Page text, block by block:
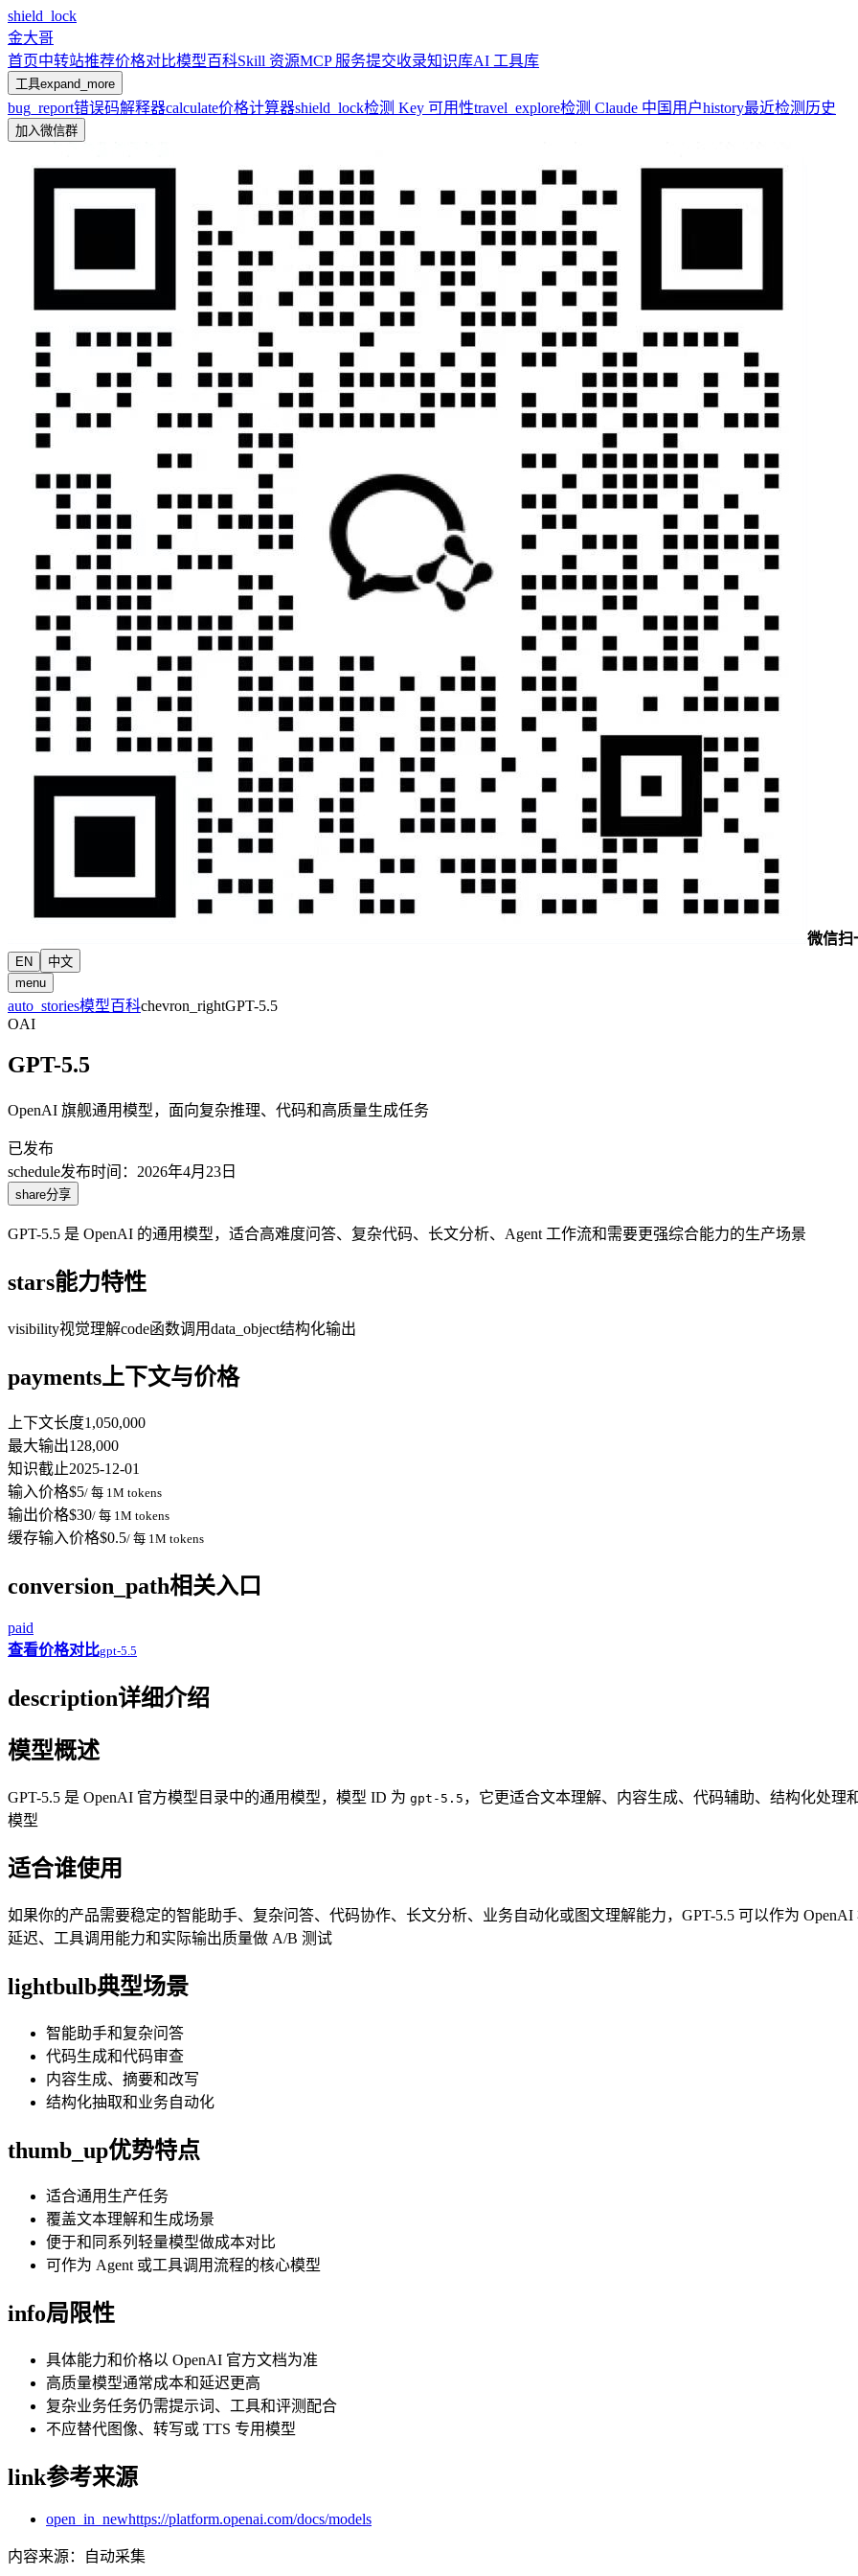
shield_lock
金大哥
首页中转站推荐价格对比模型百科Skill 资源MCP 服务提交收录知识库AI 工具库
工具expand_more
bug_report错误码解释器calculate价格计算器shield_lock检测 Key 可用性travel_explore检测 Claude 中国用户history最近检测历史
加入微信群
微信扫
EN
中文
menu
auto_stories模型百科chevron_rightGPT-5.5
OAI
GPT-5.5
OpenAI 旗舰通用模型，面向复杂推理、代码和高质量生成任务
已发布
schedule发布时间 ： 2026年4月23日
share分享
GPT-5.5 是 OpenAI 的通用模型，适合高难度问答、复杂代码、长文分析、Agent 工作流和需要更强综合能力的生产场景
stars能力特性
visibility视觉理解code函数调用data_object结构化输出
payments上下文与价格
上下文长度1,050,000
最大输出128,000
知识截止2025-12-01
输入价格$5/ 每 1M tokens
输出价格$30/ 每 1M tokens
缓存输入价格$0.5/ 每 1M tokens
conversion_path相关入口
paid
查看价格对比gpt-5.5
description详细介绍
模型概述
GPT-5.5 是 OpenAI 官方模型目录中的通用模型，模型 ID 为 gpt-5.5 ，它更适合文本理解、内容生成、代码辅助、结构化处
模型
适合谁使用
如果你的产品需要稳定的智能助手、复杂问答、代码协作、长文分析、业务自动化或图文理解能力，GPT-5.5 可以作为
延迟、工具调用能力和实际输出质量做 A/B 测试
lightbulb典型场景
智能助手和复杂问答
代码生成和代码审查
内容生成、摘要和改写
结构化抽取和业务自动化
thumb_up优势特点
适合通用生产任务
覆盖文本理解和生成场景
便于和同系列轻量模型做成本对比
可作为 Agent 或工具调用流程的核心模型
info局限性
具体能力和价格以 OpenAI 官方文档为准
高质量模型通常成本和延迟更高
复杂业务任务仍需提示词、工具和评测配合
不应替代图像、转写或 TTS 专用模型
link参考来源
open_in_newhttps://platform.openai.com/docs/models
内容来源 ： 自动采集